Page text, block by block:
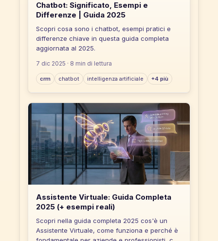
Chatbot: Significato, Esempi e
Differenze | Guida 2025
Scopri cosa sono i chatbot, esempi pratici e
differenze chiave in questa guida completa
aggiornata al 2025.
7 dic 2025 · 8 min di lettura
crm chatbot intelligenza artificiale +4 più
Assistente Virtuale: Guida Completa
2025 (+ esempi reali)
Scopri nella guida completa 2025 cos'è un
Assistente Virtuale, come funziona e perché è